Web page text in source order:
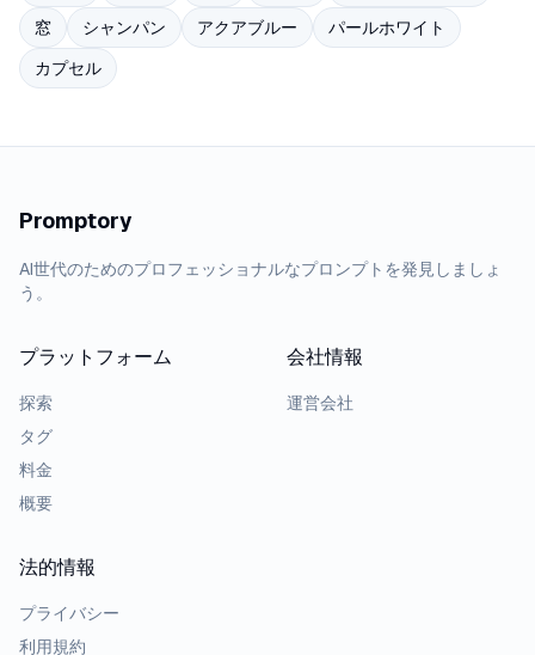
窓
シャンパン アクアブルー
パールホワイト
カプセル
Promptory
AI世代のためのプロフェッショナルなプロンプトを発見しましょ
う。
プラットフォーム
探索
タグ
料金
概要
会社情報
運営会社
法的情報
プライバシー
利用規約